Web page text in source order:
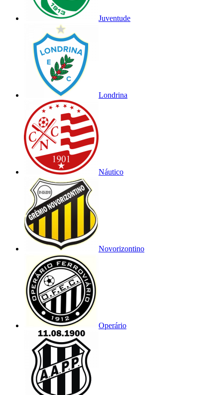
Juventude
Londrina
Náutico
Novorizontino
Operário